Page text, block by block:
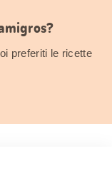
preferiti le ricette